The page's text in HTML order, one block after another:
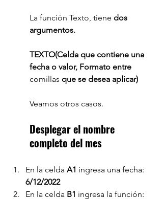
La función Texto, tiene dos
argumentos.
TEXTO(Celda que contiene una
fecha o valor, Formato entre
comillas que se desea aplicar)
Veamos otros casos.
Desplegar el nombre
completo del mes
En la celda A1 ingresa una fecha:
6/12/2022
En la celda B1 ingresa la función: